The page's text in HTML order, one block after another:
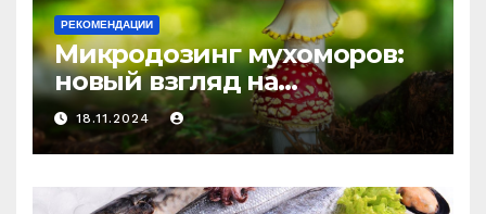
РЕКОМЕНДАЦИИ
Микродозинг мухоморов:
новый взгляд на
психоделику
18.11.2024